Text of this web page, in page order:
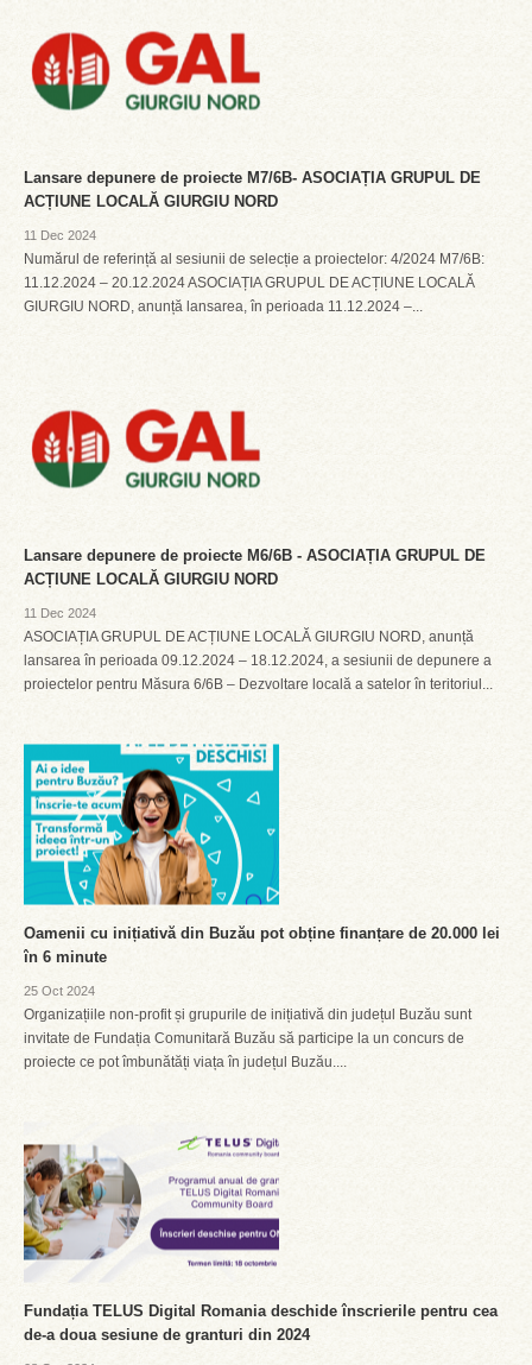
Lansare depunere de proiecte M7/6B- ASOCIAȚIA GRUPUL DE
ACȚIUNE LOCALĂ GIURGIU NORD
11 Dec 2024
Numărul de referință al sesiunii de selecție a proiectelor: 4/2024 M7/6B:
11.12.2024 – 20.12.2024 ASOCIAȚIA GRUPUL DE ACȚIUNE LOCALĂ
GIURGIU NORD, anunță lansarea, în perioada 11.12.2024 –...
Lansare depunere de proiecte M6/6B - ASOCIAȚIA GRUPUL DE
ACȚIUNE LOCALĂ GIURGIU NORD
11 Dec 2024
ASOCIAȚIA GRUPUL DE ACȚIUNE LOCALĂ GIURGIU NORD, anunță
lansarea în perioada 09.12.2024 – 18.12.2024, a sesiunii de depunere a
proiectelor pentru Măsura 6/6B – Dezvoltare locală a satelor în teritoriul...
Oamenii cu inițiativă din Buzău pot obține finanțare de 20.000 lei
în 6 minute
25 Oct 2024
Organizațiile non-profit și grupurile de inițiativă din județul Buzău sunt
invitate de Fundația Comunitară Buzău să participe la un concurs de
proiecte ce pot îmbunătăți viața în județul Buzău....
Fundația TELUS Digital Romania deschide înscrierile pentru cea
de-a doua sesiune de granturi din 2024